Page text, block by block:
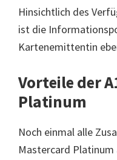
Hinsichtlich des
ist die
Kartenemittentin
Vorteile der
Platinum
Noch einmal alle
Mastercard